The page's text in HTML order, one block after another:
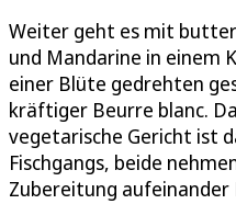
Weiter geht es mit
und Mandarine in einem
einer Blüte gedrehten
kräftiger Beurre blanc.
vegetarische Gericht ist
Fischgangs, beide
Zubereitung aufeinander